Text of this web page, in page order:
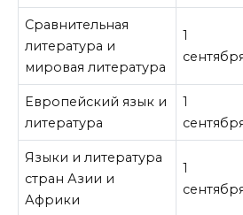
Сравнительная
литература и
мировая литература
1
Европейский язык и
литература
1
Языки и литература
стран Азии и
Африки
1